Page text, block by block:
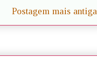
Postagem mais antiga